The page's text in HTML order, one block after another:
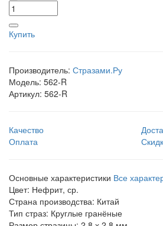
Купить
Производитель: Стразами.Ру
Модель: 562-R
Артикул: 562-R
Качество
Оплата
Основные характеристики Все
Цвет: Нефрит, ср.
Страна производства: Китай
Тип страз: Круглые гранёные